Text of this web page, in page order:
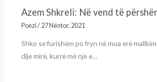
Azem Shkreli: Në vend të
Poezi/27 Nëntor, 2021
Shko se furishëm po fryn në mua erë
dije mirë, kurrë më një e…